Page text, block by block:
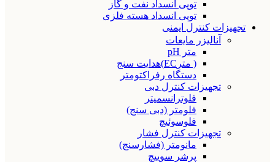
توپی انسداد نفت و گاز
توپی انسداد هسته فلزی
تجهیزات کنترل ایمنی
آنالیزر مایعات
متر pH
( مترEC)هدایت سنج
دستگاه رفراکتومتر
تجهیزات کنترل دبی
فلوترانسمیتر
فلومتر (دبی سنج)
فلوسوئیچ
تجهیزات کنترل فشار
مانومتر (فشارسنج)
پرشر سوییچ